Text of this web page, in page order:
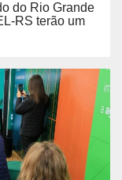
do Rio Grande
RS terão um